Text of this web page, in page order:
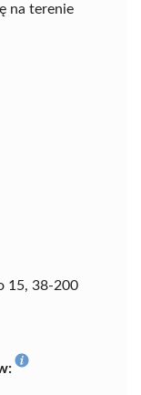
na terenie
15, 38-200